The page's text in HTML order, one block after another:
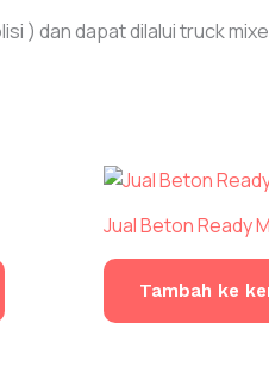
) dan dapat dilalui truck
Jual Beton Ready
Tambah ke